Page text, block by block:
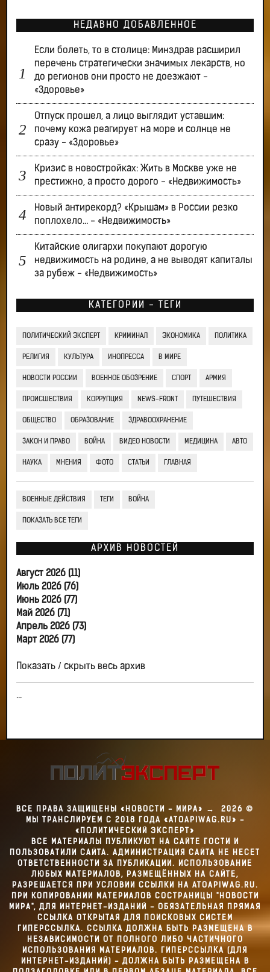
НЕДАВНО ДОБАВЛЕННОЕ
Если болеть, то в столице: Минздрав расширил
перечень стратегически значимых лекарств, но
до регионов они просто не доезжают -
«Здоровье»
Отпуск прошел, а лицо выглядит уставшим:
почему кожа реагирует на море и солнце не
сразу - «Здоровье»
Кризис в новостройках: Жить в Москве уже не
престижно, а просто дорого - «Недвижимость»
Новый антирекорд? «Крышам» в России резко
поплохело… - «Недвижимость»
Китайские олигархи покупают дорогую
недвижимость на родине, а не выводят капиталы
за рубеж - «Недвижимость»
КАТЕГОРИИ - ТЕГИ
ПОЛИТИЧЕСКИЙ ЭКСПЕРТ КРИМИНАЛ ЭКОНОМИКА ПОЛИТИКА
РЕЛИГИЯ КУЛЬТУРА ИНОПРЕССА В МИРЕ
НОВОСТИ РОССИИ ВОЕННОЕ ОБОЗРЕНИЕ СПОРТ АРМИЯ
ПРОИСШЕСТВИЯ КОРРУПЦИЯ NEWS-FRONT ПУТЕШЕСТВИЯ
ОБЩЕСТВО ОБРАЗОВАНИЕ ЗДРАВООХРАНЕНИЕ
ЗАКОН И ПРАВО ВОЙНА ВИДЕО НОВОСТИ МЕДИЦИНА АВТО
НАУКА МНЕНИЯ ФОТО СТАТЬИ ГЛАВНАЯ
ВОЕННЫЕ ДЕЙСТВИЯ ТЕГИ ВОЙНА
ПОКАЗАТЬ ВСЕ ТЕГИ
АРХИВ НОВОСТЕЙ
Август 2026 (11)
Июль 2026 (76)
Июнь 2026 (77)
Май 2026 (71)
Апрель 2026 (73)
Март 2026 (77)
Показать / скрыть весь архив
...
ВСЕ ПРАВА ЗАЩИЩЕНЫ «НОВОСТИ - МИРА» → 2026 ©
МЫ ТРАНСЛИРУЕМ С 2018 ГОДА «ATOAPIWAG.RU» -
«ПОЛИТИЧЕСКИЙ ЭКСПЕРТ»
ВСЕ МАТЕРИАЛЫ ПУБЛИКУЮТ НА САЙТЕ ГОСТИ И
ПОЛЬЗОВАТИЛИ САЙТА. АДМИНИСТРАЦИЯ САЙТА НЕ НЕСЕТ
ОТВЕТСТВЕННОСТИ ЗА ПУБЛИКАЦИИ. ИСПОЛЬЗОВАНИЕ
ЛЮБЫХ МАТЕРИАЛОВ, РАЗМЕЩЁННЫХ НА САЙТЕ,
РАЗРЕШАЕТСЯ ПРИ УСЛОВИИ ССЫЛКИ НА ATOAPIWAG.RU.
ПРИ КОПИРОВАНИИ МАТЕРИАЛОВ СОСТРАНИЦЫ "НОВОСТИ
МИРА", ДЛЯ ИНТЕРНЕТ-ИЗДАНИЙ - ОБЯЗАТЕЛЬНАЯ ПРЯМАЯ
ССЫЛКА ОТКРЫТАЯ ДЛЯ ПОИСКОВЫХ СИСТЕМ
ГИПЕРССЫЛКА. ССЫЛКА ДОЛЖНА БЫТЬ РАЗМЕЩЕНА В
НЕЗАВИСИМОСТИ ОТ ПОЛНОГО ЛИБО ЧАСТИЧНОГО
ИСПОЛЬЗОВАНИЯ МАТЕРИАЛОВ. ГИПЕРССЫЛКА (ДЛЯ
ИНТЕРНЕТ-ИЗДАНИЙ) - ДОЛЖНА БЫТЬ РАЗМЕЩЕНА В